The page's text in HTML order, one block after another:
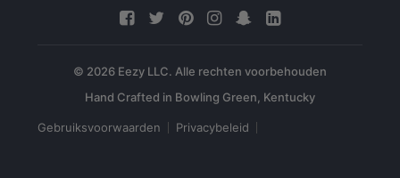
© 2026 Eezy LLC. Alle rechten voorbehouden
Gebruiksvoorwaarden Privacybeleid